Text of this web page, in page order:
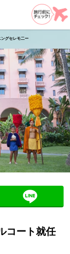
グセレモ二ー
コート就任